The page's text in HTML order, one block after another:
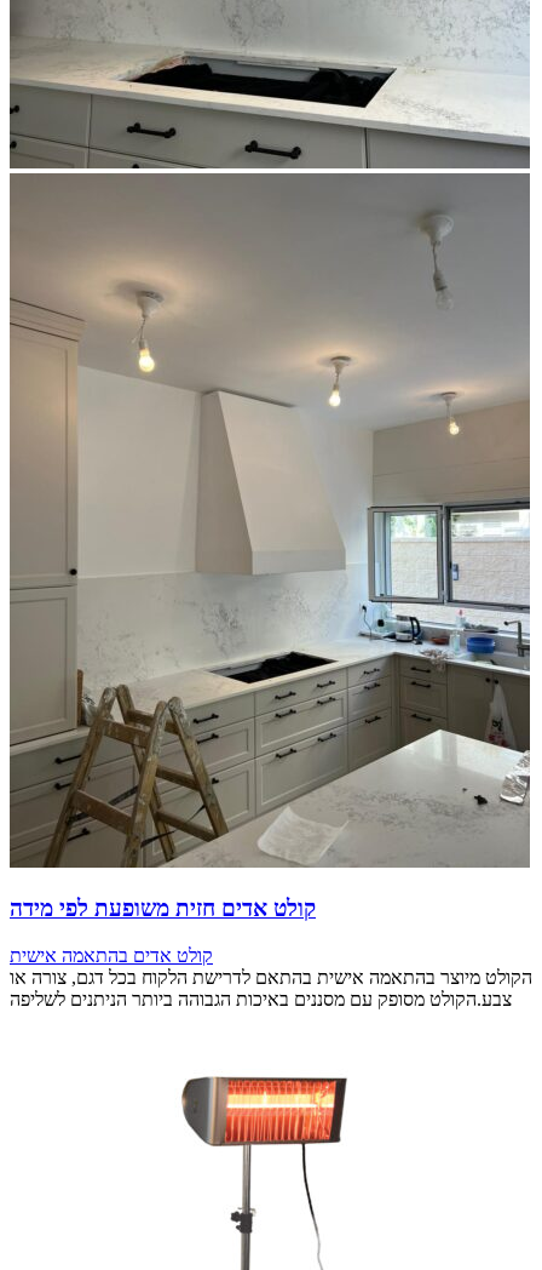
קולט אדים חזית משופעת לפי מידה
קולט אדים בהתאמה אישית
הקולט מיוצר בהתאמה אישית בהתאם לדרישת הלקוח בכל דגם, צורה או
צבע.הקולט מסופק עם מסננים באיכות הגבוהה ביותר הניתנים לשליפה